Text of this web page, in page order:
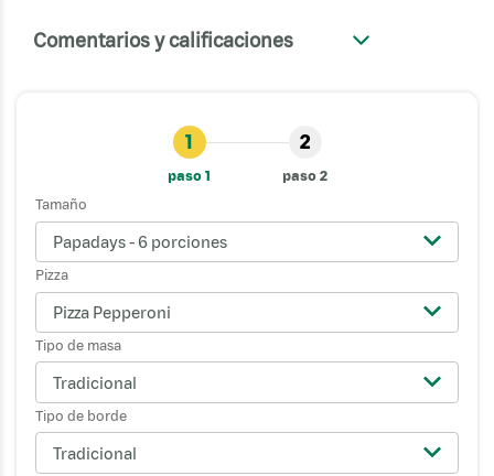
Comentarios y calificaciones +
1
paso 1
2
paso 2
Tamaño
Papadays - 6 porciones
Pizza
Pizza Pepperoni
Tipo de masa
Tradicional
Tipo de borde
Tradicional